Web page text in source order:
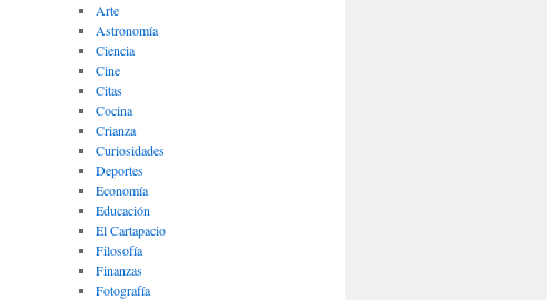
Arte
Astronomía
Ciencia
Cine
Citas
Cocina
Crianza
Curiosidades
Deportes
Economía
Educación
El Cartapacio
Filosofía
Finanzas
Fotografía